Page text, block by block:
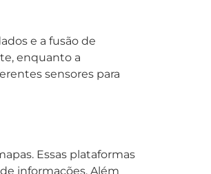
e a fusão de
enquanto a
sensores para
Essas plataformas
informações. Além